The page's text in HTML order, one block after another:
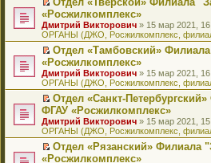
н
ю
о
б
щ
е
н
ю
н
м
у
с
о
б
щ
е
н
и
ю
ч
т
а
н
н
м
у
с
о
о
б
щ
е
н
н
п
р
о
ч
т
а
н
н
о
м
у
с
о
р
о
м
у
н
п
р
о
ч
и
т
а
н
н
т
к
п
е
р
о
м
у
н
е
п
р
о
ч
П
р
е
й
т
к
п
е
р
в
о
м
у
н
«Росжилкомплекс»
Дмитрий Викторович » 15 мар 2021,
ОРГАНЫ (ДЖО, Росжилкомплекс,
П
р
е
й
т
и
к
п
е
р
Отдел «Тамбовский»
«Росжилкомплекс»
Дмитрий Викторович » 15 мар 2021,
ОРГАНЫ (ДЖО, Росжилкомплекс,
П
е
р
е
й
т
Отдел «Санкт-
ФГАУ «Росжилкомплекс»
Дмитрий Викторович » 15 мар 2021,
ОРГАНЫ (ДЖО, Росжилкомплекс,
П
Отдел «Рязанский» Филиала
«Росжилкомплекс»